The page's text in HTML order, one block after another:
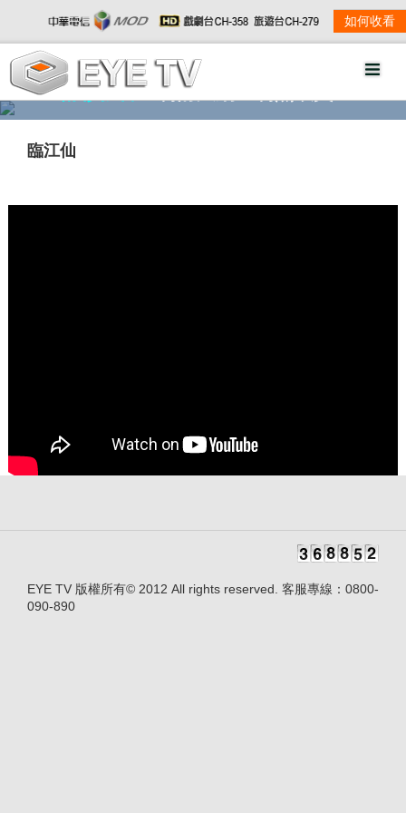
如何收看
精彩影音 劇情大綱
臨江仙
EYE TV 版權所有© 2012 All rights reserved. 客服專線：0800-
090-890